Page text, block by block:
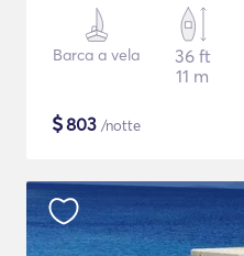
Barca a vela
36 ft
11 m
$803 /notte